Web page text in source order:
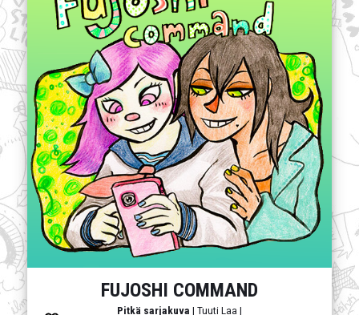
FUJOSHI COMMAND
Pitkä sarjakuva | Tuuti Laa |